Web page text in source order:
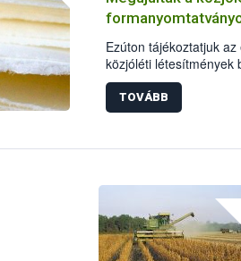
Ezúton tájékoztatjuk
közjóléti létesítmények
formanyomtatványokat
TOVÁBB